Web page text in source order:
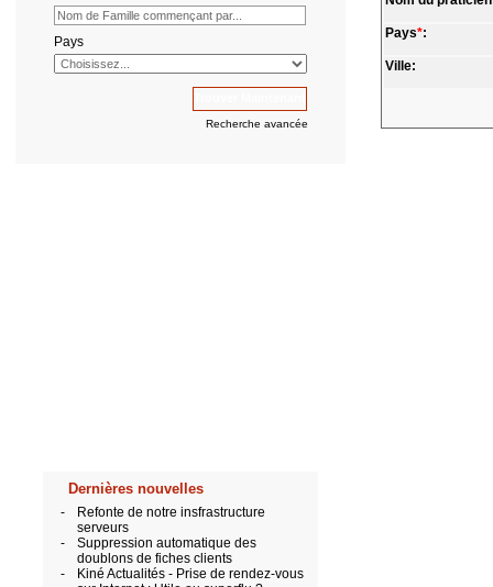
Pays
Recherche avancée
Dernières nouvelles
-
Refonte de notre insfrastructure
serveurs
-
Suppression automatique des
doublons de fiches clients
-
Kiné Actualités - Prise de rendez-vous
Pays*:
Ville: